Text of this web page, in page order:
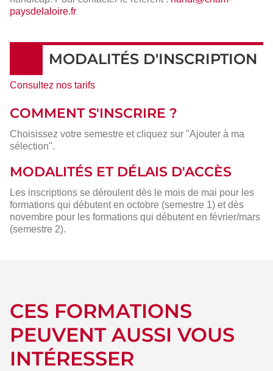
paysdelaloire.fr
MODALITÉS D'INSCRIPTION
Consultez nos tarifs
COMMENT S'INSCRIRE ?
Choisissez votre semestre et cliquez sur "Ajouter à ma
sélection".
MODALITÉS ET DÉLAIS D'ACCÈS
Les inscriptions se déroulent dès le mois de mai pour les
formations qui débutent en octobre (semestre 1) et dès
novembre pour les formations qui débutent en février/mars
(semestre 2).
CES FORMATIONS
PEUVENT AUSSI VOUS
INTÉRESSER